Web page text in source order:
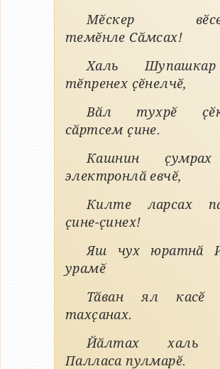
Мӗскер
темӗнле Сӑмсах!
Халь
тӗпренех ҫӗнелчӗ,
Вӑл тухрӗ
сӑртсем ҫине.
Кашнин
электронлӑ евчӗ,
Килте ларсах
ҫине-ҫинех!
Яш чух юратнӑ
урамӗ
Тӑван ял касӗ
тахҫанах.
Йӑлтах халь
Палласа пулмарӗ.